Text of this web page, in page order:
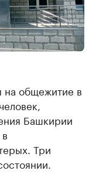
на общежитие в
Башкирии
Три